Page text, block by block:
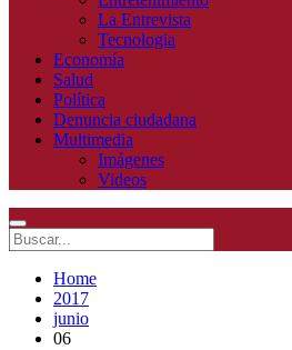
La Entrevista
Tecnologia
Economía
Salud
Política
Denuncia ciudadana
Multimedia
Imágenes
Videos
Home
2017
junio
06